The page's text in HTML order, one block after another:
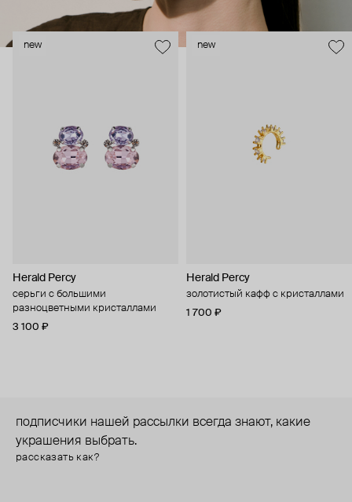
new
Herald Percy
серьги с большими
разноцветными кристаллами
3 100 ₽
new
Herald Percy
золотистый кафф с кристаллами
1 700 ₽
подписчики нашей рассылки всегда знают, какие
украшения выбрать.
рассказать как?